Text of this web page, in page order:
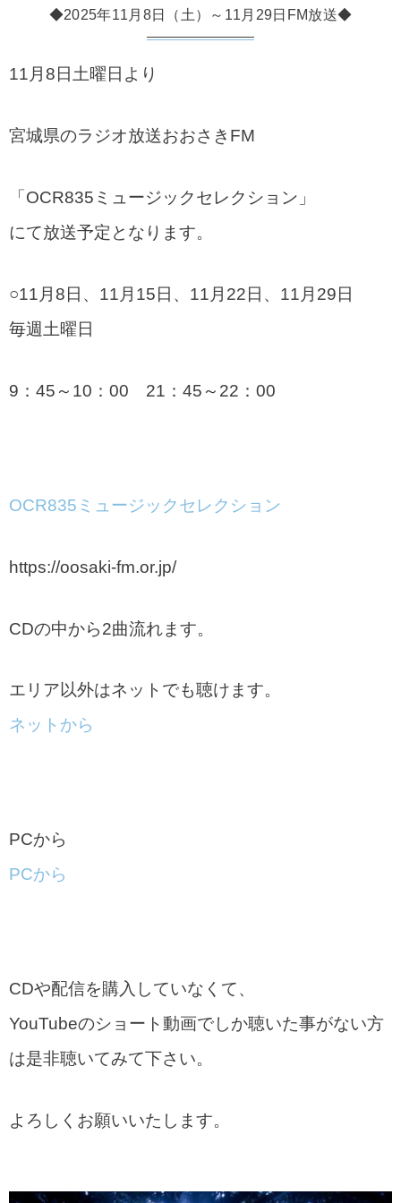
◆2025年11月8日（土）～11月29日FM放送◆
11月8日土曜日より
宮城県のラジオ放送おおさきFM
「OCR835ミュージックセレクション」
にて放送予定となります。
○11月8日、11月15日、11月22日、11月29日
毎週土曜日
9：45～10：00 21：45～22：00
OCR835ミュージックセレクション
https://oosaki-fm.or.jp/
CDの中から2曲流れます。
エリア以外はネットでも聴けます。
ネットから
PCから
PCから
CDや配信を購入していなくて、
YouTubeのショート動画でしか聴いた事がない方
は是非聴いてみて下さい。
よろしくお願いいたします。